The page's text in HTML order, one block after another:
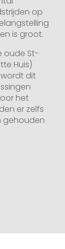
op
is groot.
oude St-
Huis)
dit
het
er zelfs
gehouden